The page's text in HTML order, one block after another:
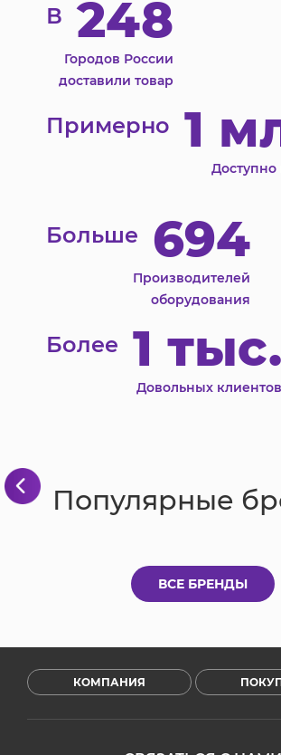
В 248
Городов России
доставили товар
Примерно 1
Больше 694
Производителей
оборудования
Более 1 тыс.
Довольных клиентов
Популярные
ВСЕ БРЕНДЫ
КОМПАНИЯ